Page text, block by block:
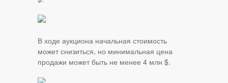
В ходе аукциона начальная стоимость
может снизиться, но минимальная цена
продажи может быть не менее 4 млн $.